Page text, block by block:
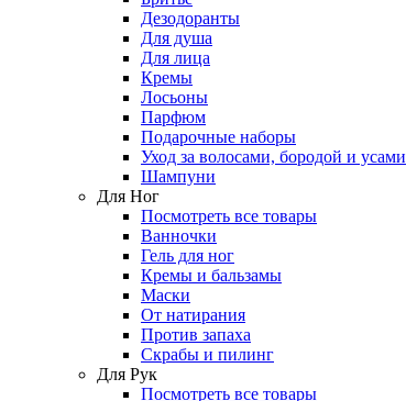
Дезодоранты
Для душа
Для лица
Кремы
Лосьоны
Парфюм
Подарочные наборы
Уход за волосами, бородой и усами
Шампуни
Для Ног
Посмотреть все товары
Ванночки
Гель для ног
Кремы и бальзамы
Маски
От натирания
Против запаха
Скрабы и пилинг
Для Рук
Посмотреть все товары